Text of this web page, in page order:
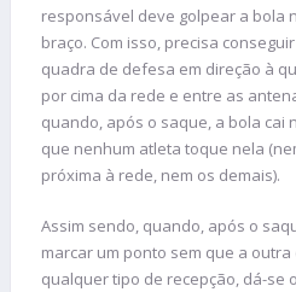
responsável deve golpear a bola
braço. Com isso, precisa
quadra de defesa em direção à
por cima da rede e entre as
quando, após o saque, a bola cai
que nenhum atleta toque nela
próxima à rede, nem os demais).
Assim sendo, quando, após o
marcar um ponto sem que a
qualquer tipo de recepção, dá-se